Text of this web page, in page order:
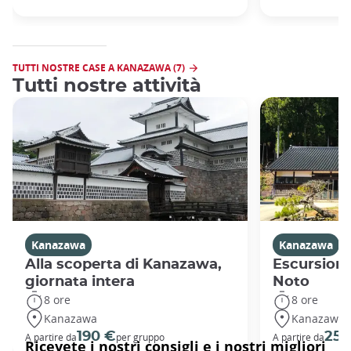
TUTTI NOSTRE CASE A KANAZAWA (7)
Tutti nostre attività
Kanazawa
Alla scoperta di Kanazawa,
giornata intera
8 ore
Kanazawa
A partire da190 €per gruppo
Kanazawa
Noto
8 ore
Kanazawa
A partire da